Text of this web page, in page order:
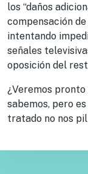
los “daños
compensación
intentando
señales
oposición del
¿Veremos
sabemos, pero
tratado no nos